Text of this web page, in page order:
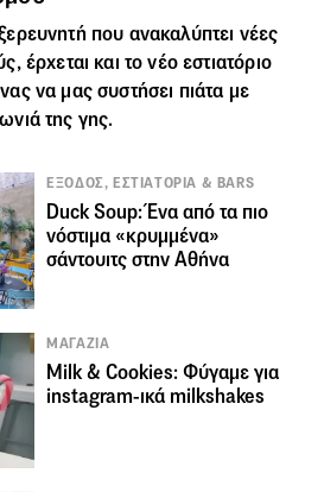
που ανακαλύπτει νέες
έρχεται και το νέο εστιατόριο
να μας συστήσει πιάτα με
της γης.
ΕΞΟΔΟΣ, ΕΣΤΙΑΤΟΡΙΑ & BARS
Duck Soup: Ένα από τα πιο
νόστιμα «κρυμμένα»
σάντουιτς στην Αθήνα
ΜΑΓΑΖΙΑ
Milk & Cookies: Φύγαμε για
instagram-ικά milkshakes